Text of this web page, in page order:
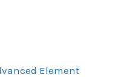
Element